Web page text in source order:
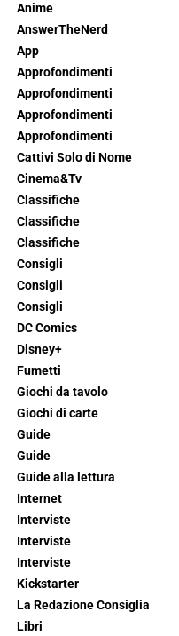
Anime
AnswerTheNerd
App
Approfondimenti
Approfondimenti
Approfondimenti
Approfondimenti
Cattivi Solo di Nome
Cinema&Tv
Classifiche
Classifiche
Classifiche
Consigli
Consigli
Consigli
DC Comics
Disney+
Fumetti
Giochi da tavolo
Giochi di carte
Guide
Guide
Guide alla lettura
Internet
Interviste
Interviste
Interviste
Kickstarter
La Redazione Consiglia
Libri